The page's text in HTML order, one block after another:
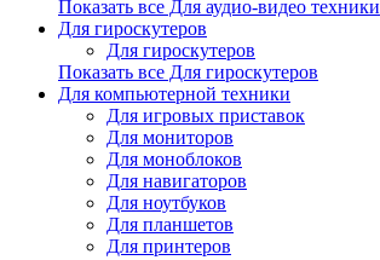
Показать все Для аудио-видео техники
Для гироскутеров
Для гироскутеров
Показать все Для гироскутеров
Для компьютерной техники
Для игровых приставок
Для мониторов
Для моноблоков
Для навигаторов
Для ноутбуков
Для планшетов
Для принтеров